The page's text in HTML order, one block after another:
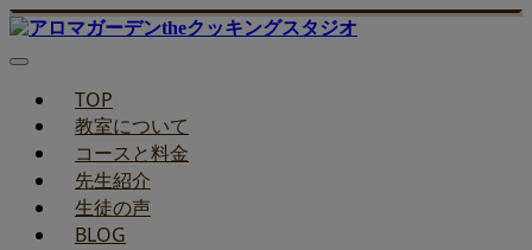
TOP
教室について
コースと料金
先生紹介
生徒の声
BLOG